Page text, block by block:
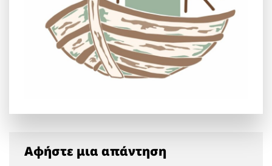
Αφήστε μια απάντηση